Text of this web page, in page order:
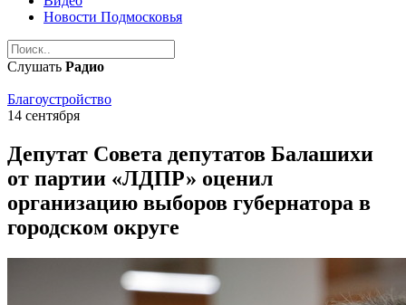
Новости Подмосковья
Слушать Радио
Благоустройство
14 сентября
Депутат Совета депутатов Балашихи
от партии «ЛДПР» оценил
организацию выборов губернатора в
городском округе